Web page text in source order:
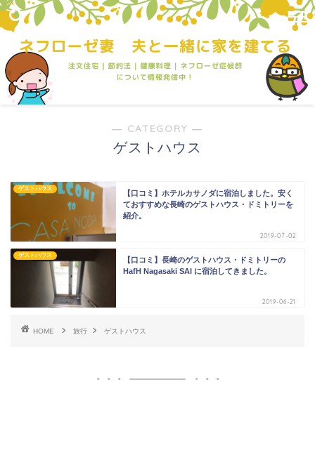
― CATEGORY ―
ゲストハウス
ゲストハウス
【口コミ】ホテルカサノダに宿泊しました。安く
ておすすめな長崎のゲストハウス・ドミトリーを
紹介。
2019-07-02
ゲストハウス
【口コミ】長崎のゲストハウス・ドミトリーの
HafH Nagasaki SAI に宿泊してきました。
2019-06-21
HOME 旅行 ゲストハウス